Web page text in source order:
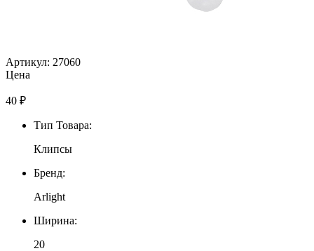
Артикул: 27060
Цена
40 ₽
Тип Товара:
Клипсы
Бренд:
Arlight
Ширина:
20